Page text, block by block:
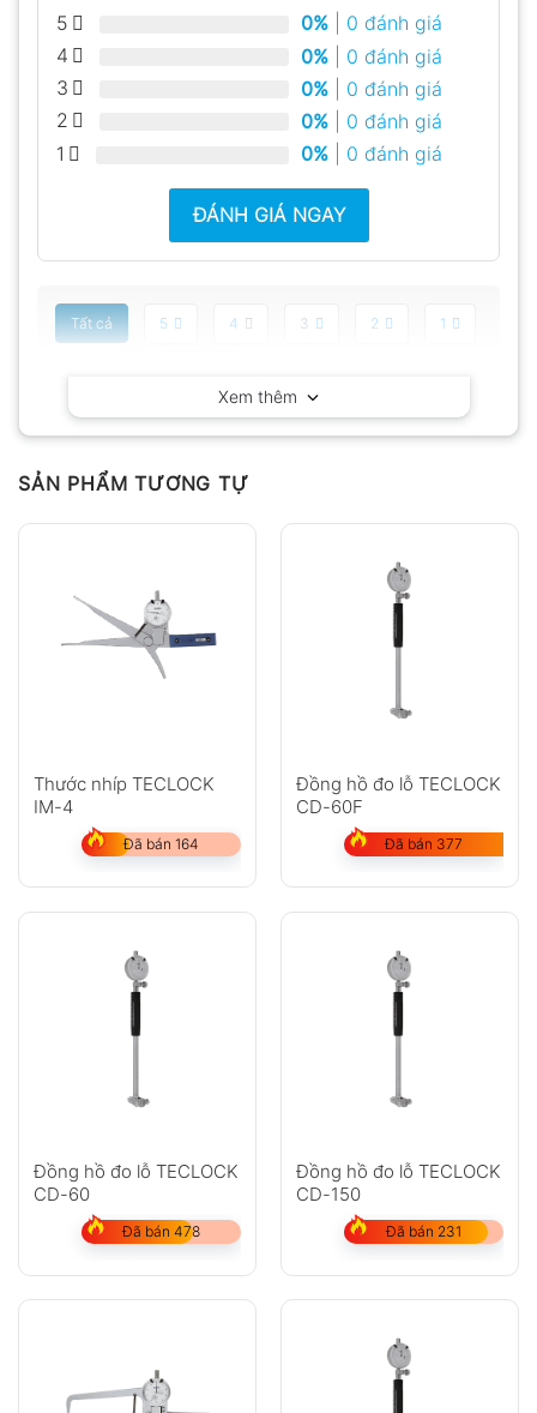
5 0% | 0 đánh giá
4
0% | 0 đánh giá
3
0% | 0 đánh giá
2
0% | 0 đánh giá
1
0% | 0 đánh giá
ĐÁNH GIÁ NGAY
Tất cả 5 4 3 2 1
Chưa có đánh giá nào.
Không có bình luận nào
Xem thêm
SẢN PHẨM TƯƠNG TỰ
Thước nhíp TECLOCK
IM-4
Đã bán 164
Đồng hồ đo lỗ TECLOCK
CD-60F
Đã bán 377
Đồng hồ đo lỗ TECLOCK
CD-60
Đã bán 478
Đồng hồ đo lỗ TECLOCK
CD-150
Đã bán 231